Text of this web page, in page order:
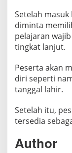
Setelah
diminta
pelajaran
tingkat lanjut.
Peserta akan
diri seperti
tanggal lahir.
Setelah itu,
tersedia
Author